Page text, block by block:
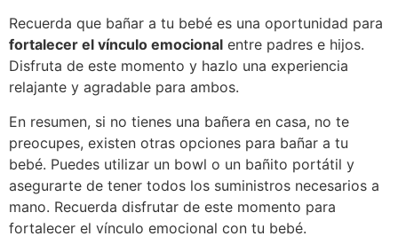
Recuerda que bañar a tu bebé es una oportunidad para
fortalecer el vínculo emocional entre padres e hijos.
Disfruta de este momento y hazlo una experiencia
relajante y agradable para ambos.
En resumen, si no tienes una bañera en casa, no te
preocupes, existen otras opciones para bañar a tu
bebé. Puedes utilizar un bowl o un bañito portátil y
asegurarte de tener todos los suministros necesarios a
mano. Recuerda disfrutar de este momento para
fortalecer el vínculo emocional con tu bebé.